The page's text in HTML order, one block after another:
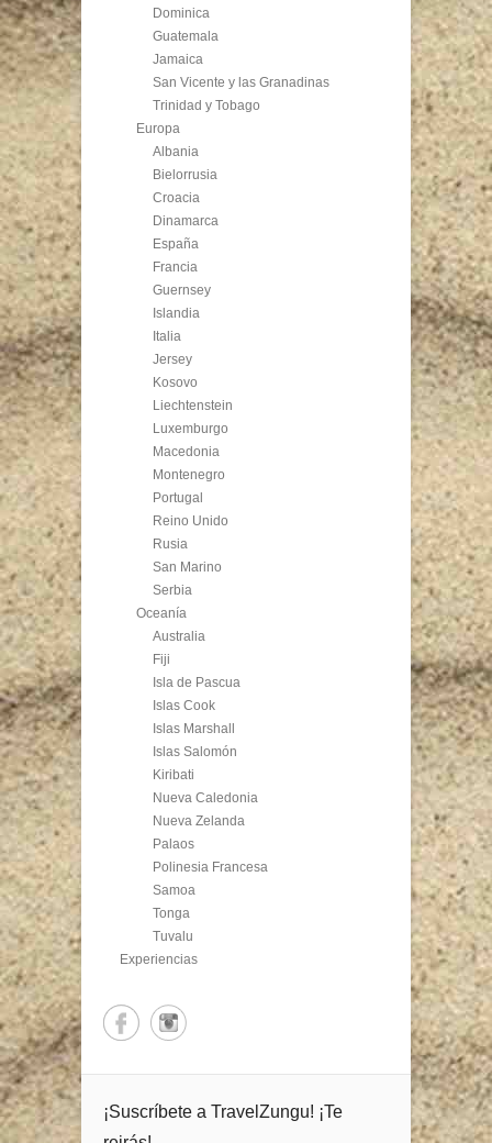
Dominica
Guatemala
Jamaica
San Vicente y las Granadinas
Trinidad y Tobago
Europa
Albania
Bielorrusia
Croacia
Dinamarca
España
Francia
Guernsey
Islandia
Italia
Jersey
Kosovo
Liechtenstein
Luxemburgo
Macedonia
Montenegro
Portugal
Reino Unido
Rusia
San Marino
Serbia
Oceanía
Australia
Fiji
Isla de Pascua
Islas Cook
Islas Marshall
Islas Salomón
Kiribati
Nueva Caledonia
Nueva Zelanda
Palaos
Polinesia Francesa
Samoa
Tonga
Tuvalu
Experiencias
¡Suscríbete a TravelZungu! ¡Te